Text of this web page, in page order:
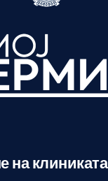
на клиниката